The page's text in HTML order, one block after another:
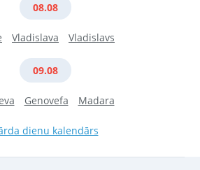
08.08
Vladislava Vladislavs
09.08
Genovefa Madara
dienu kalendārs